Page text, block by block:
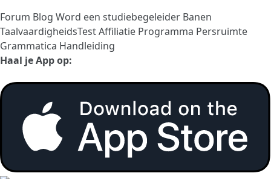
Forum Blog Word een studiebegeleider Banen
TaalvaardigheidsTestAffiliatie Programma Persruimte
Grammatica Handleiding
Haal je App op: